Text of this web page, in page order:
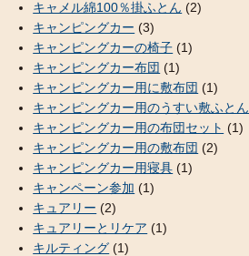
キャメル綿100％掛ふとん (2)
キャンピングカー (3)
キャンピングカーの椅子 (1)
キャンピングカー布団 (1)
キャンピングカー用に敷布団 (1)
キャンピングカー用のうすい敷ふとん
キャンピングカー用の布団セット (1)
キャンピングカー用の敷布団 (2)
キャンピングカー用寝具 (1)
キャンペーン参加 (1)
キュアリー (2)
キュアリーとリケア (1)
キルティング (1)